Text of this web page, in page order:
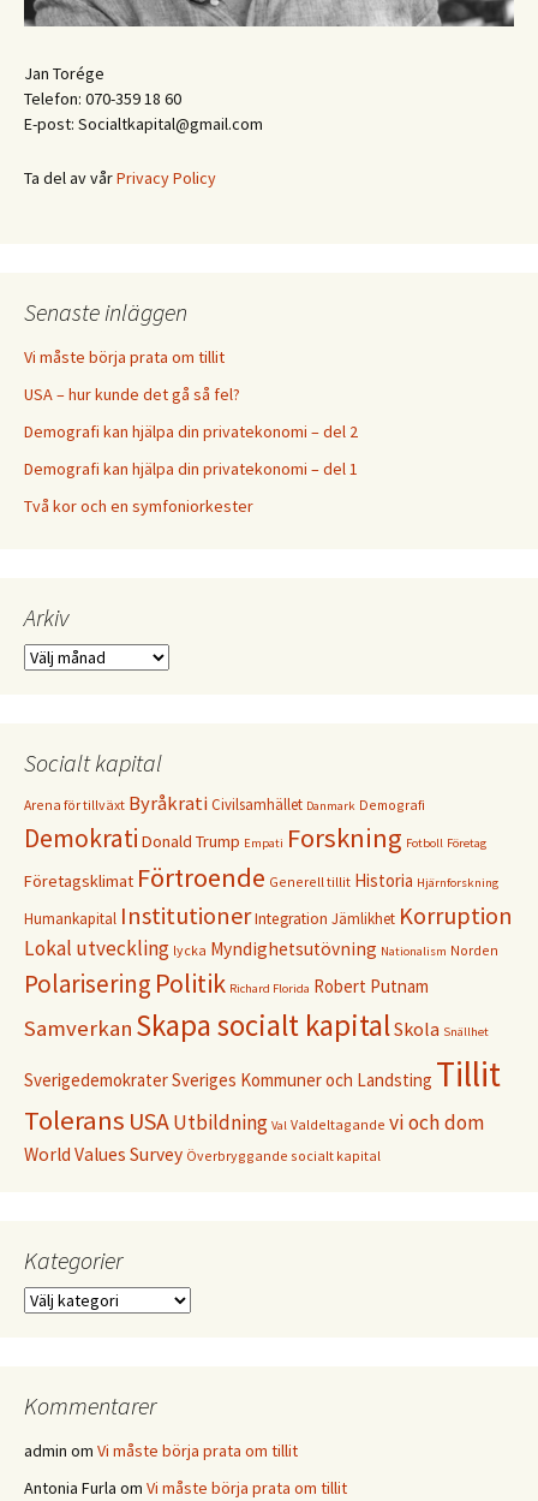
Jan Torége
Telefon: 070-359 18 60
E-post: Socialtkapital@gmail.com
Ta del av vårPrivacy Policy
Senaste inläggen
Vi måste börja prata om tillit
USA – hur kunde det gå så fel?
Demografi kan hjälpa din privatekonomi – del 2
Demografi kan hjälpa din privatekonomi – del 1
Två kor och en symfoniorkester
Arkiv
Arkiv
Socialt kapital
Arena för tillväxt ByråkratiCivilsamhället Danmark Demografi
Demokrati Donald Trump Empati Forskning Fotboll Företag
Företagsklimat Förtroende Generell tillit Historia Hjärnforskning
Humankapital InstitutionerIntegration Jämlikhet Korruption
Lokal utveckling lycka Myndighetsutövning Nationalism Norden
Polarisering Politik Richard Florida Robert Putnam
Samverkan Skapa socialt kapitalSkola Snällhet
SverigedemokraterSveriges Kommuner och Landsting Tillit
Tolerans USAUtbildning Val Valdeltagande vi och dom
World Values Survey Överbryggande socialt kapital
Kategorier
Kategorier
Kommentarer
admin om Vi måste börja prata om tillit
Antonia Furla om Vi måste börja prata om tillit